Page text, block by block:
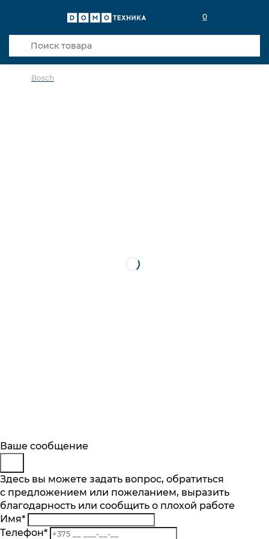
0
Bosch
Описание
Отзывы
Основные характеристики
Производительность, кг/мин
1.7
Количество насадок, шт
Будьте в курсе
Подпишитесь на последние обновления
и узнавайте о новинках и специальных
предложениях первыми
Подписаться
Заказ обратного звонка
Представьтесь
Телефон*
Комментарий
Ваше сообщение
Здесь вы можете задать вопрос, обратиться
с предложением или пожеланием, выразить
благодарность или сообщить о плохой работе
Имя*
Телефон*